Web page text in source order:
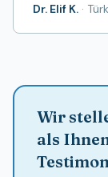
Dr. Elif K. ·
Wir
als